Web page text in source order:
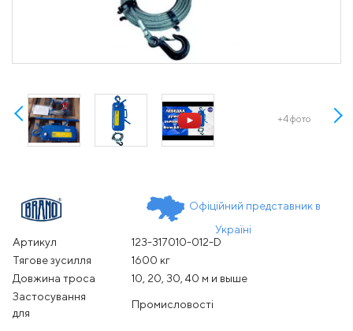
+4 фото
Офіційний представник в
Україні
Артикул
123-317010-012-D
Тягове зусилля
1600 кг
Довжина троса
10, 20, 30, 40 м и выше
Застосування
для
Промисловості